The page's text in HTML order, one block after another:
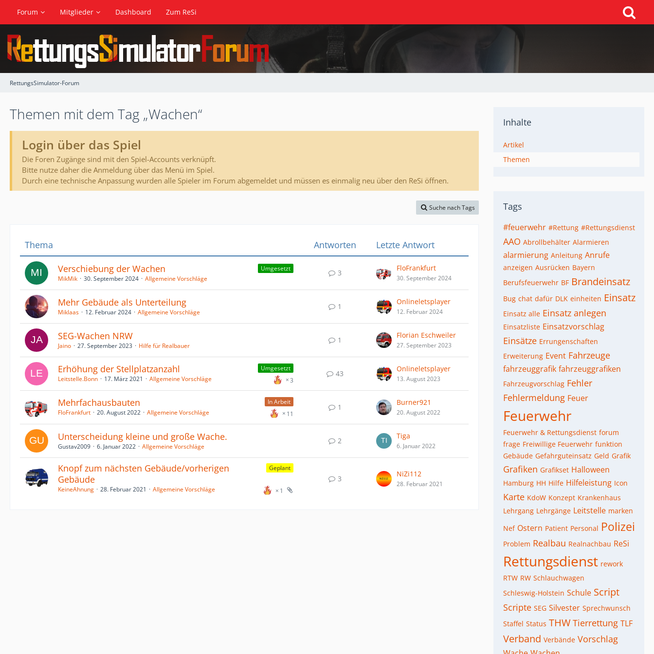
Forum Mitglieder Dashboard Zum ReSi
RettungsSimulator-Forum
Themen mit dem Tag „Wachen“
Login über das Spiel
Die Foren Zugänge sind mit den Spiel-Accounts verknüpft.
Bitte nutze daher die Anmeldung über das Menü im Spiel.
Durch eine technische Anpassung wurden alle Spieler im Forum abgemeldet und müssen es einmalig neu über den ReSi öffnen.
Suche nach Tags
Thema Antworten Letzte Antwort
Umgesetzt
Verschiebung der Wachen
MikMik 30. September 2024 Allgemeine Vorschläge
3
FloFrankfurt
30. September 2024
Mehr Gebäude als Unterteilung
Miklaas 12. Februar 2024 Allgemeine Vorschläge
1
Onlineletsplayer
12. Februar 2024
SEG-Wachen NRW
Jaino 27. September 2023 Hilfe für Realbauer
1
Florian Eschweiler
27. September 2023
Umgesetzt
Erhöhung der Stellplatzanzahl
3
Leitstelle.Bonn 17. März 2021 Allgemeine Vorschläge
43
Onlineletsplayer
13. August 2023
In Arbeit
Mehrfachausbauten
11
FloFrankfurt 20. August 2022 Allgemeine Vorschläge
1
Burner921
20. August 2022
Unterscheidung kleine und große Wache.
Gustav2009 6. Januar 2022 Allgemeine Vorschläge
2
Tiga
6. Januar 2022
Geplant
Knopf zum nächsten Gebäude/vorherigen
Gebäude
1
KeineAhnung 28. Februar 2021 Allgemeine Vorschläge
3
NiZi112
28. Februar 2021
Inhalte
Artikel
Themen
Tags
#feuerwehr #Rettung #Rettungsdienst
AAO Abrollbehälter Alarmieren
alarmierung Anleitung Anrufe
anzeigen Ausrücken Bayern
Berufsfeuerwehr BF Brandeinsatz
Bug chat dafür DLK einheiten Einsatz
Einsatz alle Einsatz anlegen
Einsatzliste Einsatzvorschlag
Einsätze Errungenschaften
Erweiterung Event Fahrzeuge
fahrzeuggrafik fahrzeuggrafiken
Fahrzeugvorschlag Fehler
Fehlermeldung Feuer
Feuerwehr
Feuerwehr & Rettungsdienst forum
frage Freiwillige Feuerwehr funktion
Gebäude Gefahrguteinsatz Geld Grafik
Grafiken Grafikset Halloween
Hamburg HH Hilfe Hilfeleistung Icon
Karte KdoW Konzept Krankenhaus
Lehrgang Lehrgänge Leitstelle marken
Nef Ostern Patient Personal Polizei
Problem Realbau Realnachbau ReSi
Rettungsdienst rework
RTW RW Schlauchwagen
Schleswig-Holstein Schule Script
Scripte SEG Silvester Sprechwunsch
Staffel Status THW Tierrettung TLF
Verband Verbände Vorschlag